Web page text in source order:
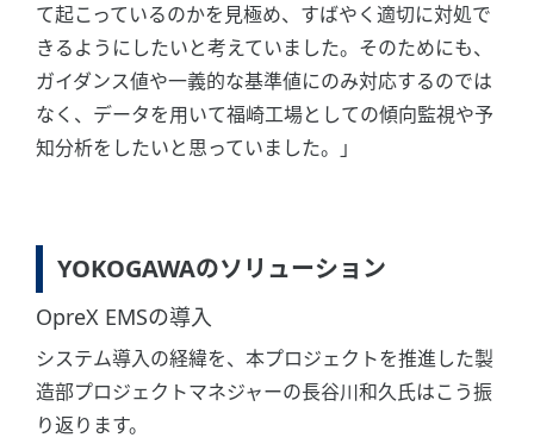
て起こっているのかを見極め、すばやく適切に対処で
きるようにしたいと考えていました。そのためにも、
ガイダンス値や一義的な基準値にのみ対応するのでは
なく、データを用いて福崎工場としての傾向監視や予
知分析をしたいと思っていました。」
YOKOGAWAのソリューション
OpreX EMSの導入
システム導入の経緯を、本プロジェクトを推進した製
造部プロジェクトマネジャーの長谷川和久氏はこう振
り返ります。